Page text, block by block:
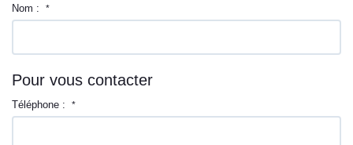
Nom : *
Pour vous contacter
Téléphone : *